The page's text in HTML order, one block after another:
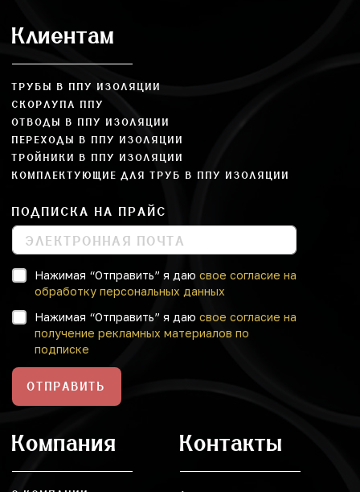
Клиентам
ТРУБЫ В ППУ ИЗОЛЯЦИИ
СКОРЛУПА ППУ
ОТВОДЫ В ППУ ИЗОЛЯЦИИ
ПЕРЕХОДЫ В ППУ ИЗОЛЯЦИИ
ТРОЙНИКИ В ППУ ИЗОЛЯЦИИ
КОМПЛЕКТУЮЩИЕ ДЛЯ ТРУБ В ППУ ИЗОЛЯЦИИ
ПОДПИСКА НА ПРАЙС
Нажимая “Отправить” я даю свое согласие на
обработку персональных данных
Нажимая “Отправить” я даю свое согласие на
получение рекламных материалов по
подписке
ОТПРАВИТЬ
Компания Контакты